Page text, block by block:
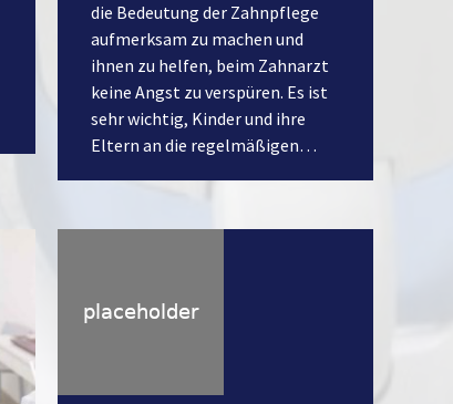
die Bedeutung der Zahnpflege
aufmerksam zu machen und
ihnen zu helfen, beim Zahnarzt
keine Angst zu verspüren. Es ist
sehr wichtig, Kinder und ihre
Eltern an die regelmäßigen…